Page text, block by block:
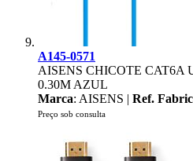
A145-0571
AISENS CHICOTE CAT6A
0.30M AZUL
Marca: AISENS | Ref.
Preço sob consulta